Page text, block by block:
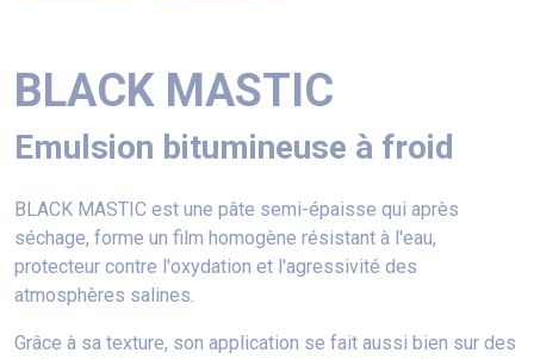
BLACK MASTIC
Emulsion bitumineuse à froid
BLACK MASTIC est une pâte semi-épaisse qui après
séchage, forme un film homogène résistant à l'eau,
protecteur contre l'oxydation et l'agressivité des
atmosphères salines.
Grâce à sa texture, son application se fait aussi bien sur des